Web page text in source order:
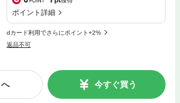
ポイント詳細
dカード利用でさらにポイント+2%
返品不可
今すぐ買う